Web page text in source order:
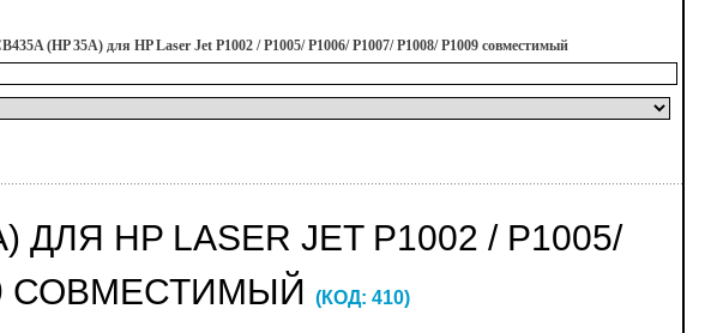
(HP 35A) для HP Laser Jet P1002 / P1005/ P1006/ P1007/ P1008/ P1009 совместимый
HP LASER JET P1002 / P1005/
СОВМЕСТИМЫЙ (КОД: 410)